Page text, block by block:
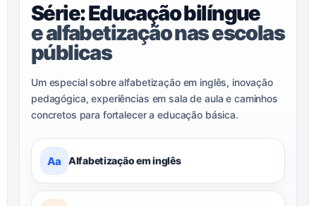
Série: Educação bilíngue
e alfabetização nas escolas
públicas
Um especial sobre alfabetização em inglês, inovação
pedagógica, experiências em sala de aula e caminhos
concretos para fortalecer a educação básica.
Aa Alfabetização em inglês